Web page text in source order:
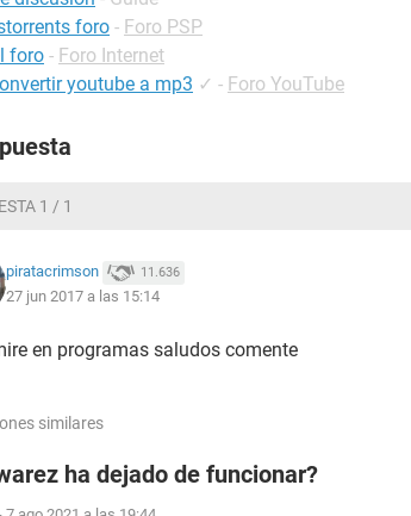
foro - Foro PSP
foro - Foro Internet
youtube a mp3 ✓ - Foro YouTube
1 / 1
piratacrimson 11.636
27 jun 2017 a las 15:14
en programas saludos comente
similares
ha dejado de funcionar?